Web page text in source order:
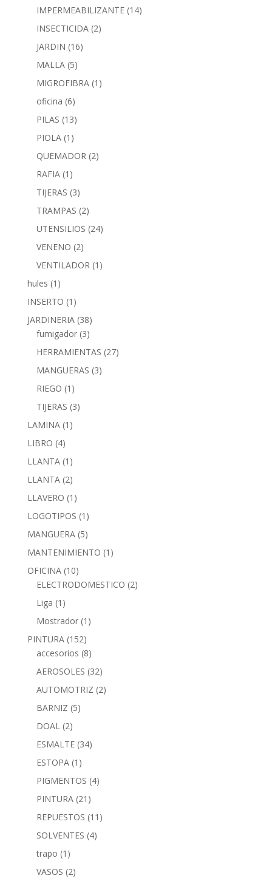
IMPERMEABILIZANTE (14)
INSECTICIDA (2)
JARDIN (16)
MALLA (5)
MIGROFIBRA (1)
oficina (6)
PILAS (13)
PIOLA (1)
QUEMADOR (2)
RAFIA (1)
TIJERAS (3)
TRAMPAS (2)
UTENSILIOS (24)
VENENO (2)
VENTILADOR (1)
hules (1)
INSERTO (1)
JARDINERIA (38)
fumigador (3)
HERRAMIENTAS (27)
MANGUERAS (3)
RIEGO (1)
TIJERAS (3)
LAMINA (1)
LIBRO (4)
LLANTA (1)
LLANTA (2)
LLAVERO (1)
LOGOTIPOS (1)
MANGUERA (5)
MANTENIMIENTO (1)
OFICINA (10)
ELECTRODOMESTICO (2)
Liga (1)
Mostrador (1)
PINTURA (152)
accesorios (8)
AEROSOLES (32)
AUTOMOTRIZ (2)
BARNIZ (5)
DOAL (2)
ESMALTE (34)
ESTOPA (1)
PIGMENTOS (4)
PINTURA (21)
REPUESTOS (11)
SOLVENTES (4)
trapo (1)
VASOS (2)